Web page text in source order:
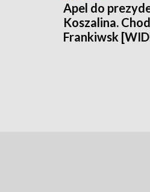
Apel do
Koszalina.
Frankiwsk